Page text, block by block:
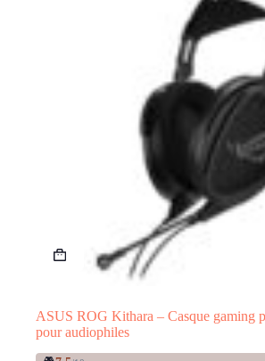
ASUS ROG Kithara – Casque gaming
pour audiophiles